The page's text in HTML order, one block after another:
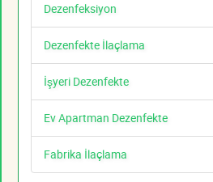
Dezenfeksiyon
Dezenfekte İlaçlama
İşyeri Dezenfekte
Ev Apartman Dezenfekte
Fabrika İlaçlama